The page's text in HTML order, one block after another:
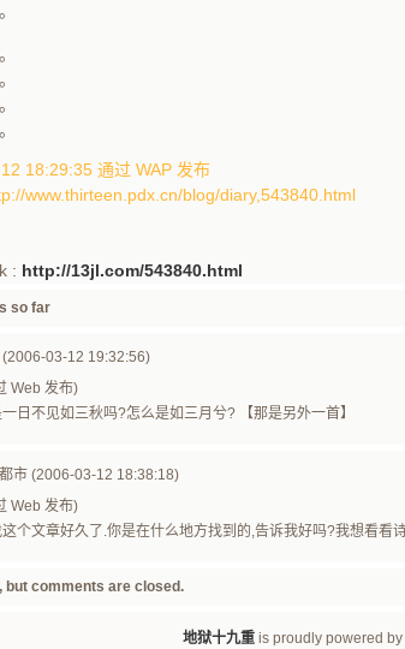
18:29:35 通过 WAP 发布
www.thirteen.pdx.cn/blog/diary,543840.html
: http://13jl.com/543840.html
so far
(2006-03-12 19:32:56)
Web 发布)
日不见如三秋吗?怎么是如三月兮? 【那是另外一首】
市 (2006-03-12 18:38:18)
Web 发布)
个文章好久了.你是在什么地方找到的,告诉我好吗?我想看看
but comments are closed.
地狱十九重 is proudly powered by